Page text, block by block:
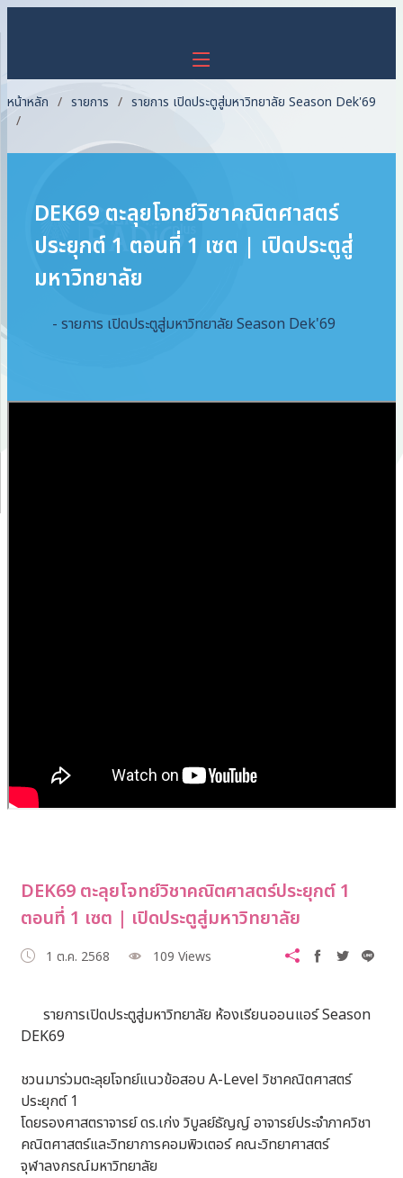
หน้าหลัก รายการ รายการ เปิดประตูสู่มหาวิทยาลัย Season Dek'69
DEK69 ตะลุยโจทย์วิชาคณิตศาสตร์
ประยุกต์ 1 ตอนที่ 1 เซต | เปิดประตูสู่
มหาวิทยาลัย
- รายการ เปิดประตูสู่มหาวิทยาลัย Season Dek'69
DEK69 ตะลุยโจทย์วิชาคณิตศาสตร์ประยุกต์ 1
ตอนที่ 1 เซต | เปิดประตูสู่มหาวิทยาลัย
1 ต.ค. 2568 109 Views
รายการเปิดประตูสู่มหาวิทยาลัย ห้องเรียนออนแอร์ Season
DEK69
ชวนมาร่วมตะลุยโจทย์แนวข้อสอบ A-Level วิชาคณิตศาสตร์
ประยุกต์ 1
โดยรองศาสตราจารย์ ดร.เก่ง วิบูลย์ธัญญ์ อาจารย์ประจำภาควิชา
คณิตศาสตร์และวิทยาการคอมพิวเตอร์ คณะวิทยาศาสตร์
จุฬาลงกรณ์มหาวิทยาลัย